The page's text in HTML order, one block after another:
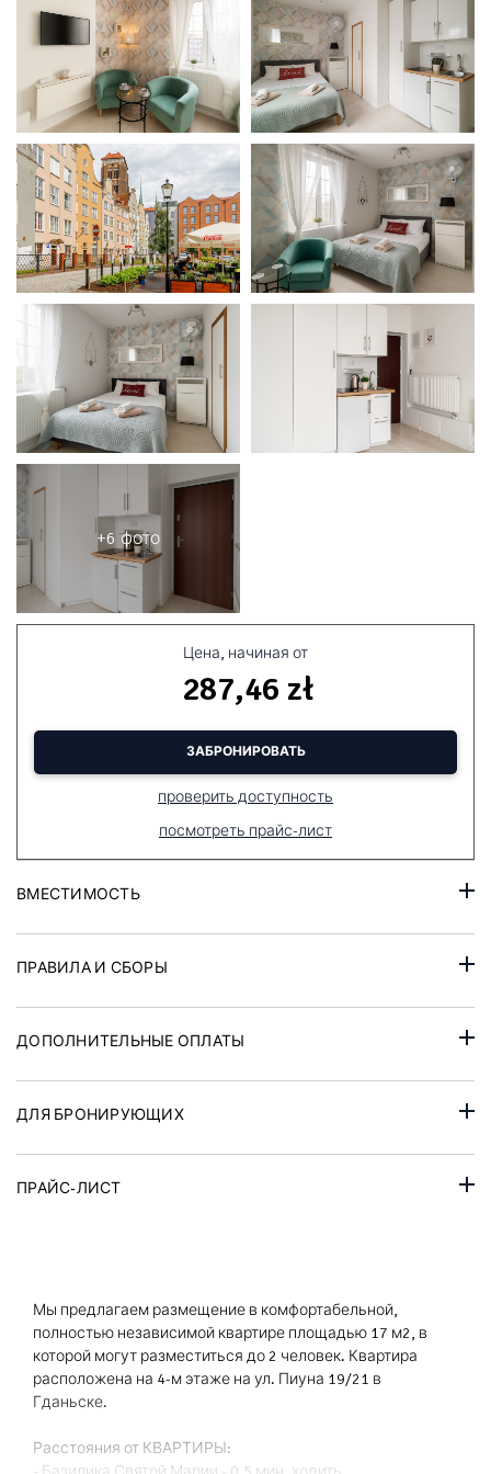
+6 фото
Цена, начиная от
287,46 zł
ЗАБРОНИРОВАТЬ
проверить доступность
посмотреть прайс-лист
ВМЕСТИМОСТЬ
ПРАВИЛА И СБОРЫ
ДОПОЛНИТЕЛЬНЫЕ ОПЛАТЫ
ДЛЯ БРОНИРУЮЩИХ
ПРАЙС-ЛИСТ
Мы предлагаем размещение в комфортабельной,
полностью независимой квартире площадью 17 м2, в
которой могут разместиться до 2 человек. Квартира
расположена на 4-м этаже на ул. Пиуна 19/21 в
Гданьске.
Расстояния от КВАРТИРЫ: